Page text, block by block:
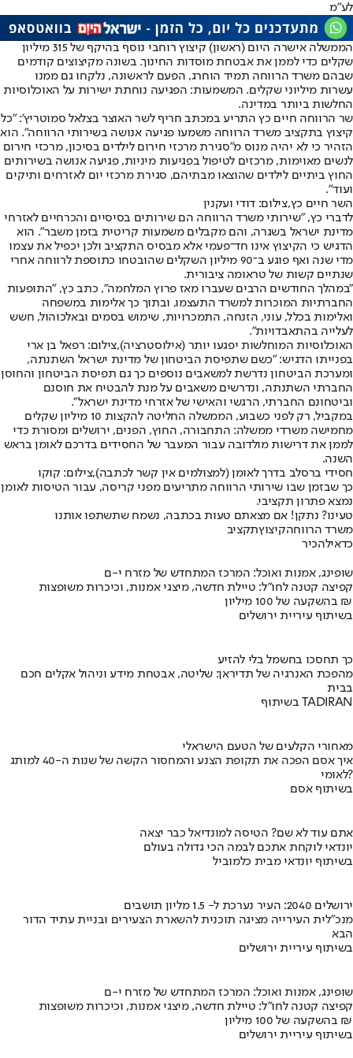
לע"מ
הממשלה אישרה היום (ראשון) קיצוץ רוחבי נוסף בהיקף של 315 מיליון
שקלים כדי לממן את אבטחת מוסדות החינוך. בשונה מקיצוצים קודמים
שבהם משרד הרווחה תמיד הוחרג, הפעם לראשונה, נלקחו גם ממנו
עשרות מיליוני שקלים. המשמעות: הפגיעה נוחתת ישירות על האוכלוסיות
החלשות ביותר במדינה.
שר הרווחה חיים כץ התריע במכתב חריף לשר האוצר בצלאל סמוטריץ': "כל
קיצוץ בתקציב משרד הרווחה משמעו פגיעה אנושה בשירותי הרווחה". הוא
הזהיר כי לא יהיה מנוס מ"סגירת מרכזי חירום לילדים בסיכון, מרכזי חירום
לנשים מאוימות, מרכזים לטיפול בפגיעות מיניות, פגיעה אנושה בשירותים
החוץ ביתיים לילדים שהוצאו מבתיהם, סגירת מרכזי יום לאזרחים ותיקים
ועוד".
השר חיים כץ,צילום: דודי ועקנין
לדברי כץ, "שירותי משרד הרווחה הם שירותים בסיסיים והכרחיים לאזרחי
מדינת ישראל בשגרה, והם מקבלים משמעות קריטית בזמן משבר". הוא
הדגיש כי הקיצוץ אינו חד־פעמי אלא מבסיס התקציב ולכן יכפיל את עצמו
מדי שנה ואף פוגע ב־90 מיליון השקלים שהובטחו כתוספת לרווחה אחרי
שנתיים קשות של טראומה ציבורית.
"במהלך החודשים הרבים שעברו מאז פרוץ המלחמה", כתב כץ, "התופעות
החברתיות המוכרות למשרד התעצמו, ובתוך כך אלימות במשפחה
ואלימות בכלל, עוני, הזנחה, התמכרויות, שימוש בסמים ובאלכוהול, חשש
לעלייה בהתאבדויות".
האוכלוסיות המוחלשות יפגעו יותר (אילוסטרציה),צילום: רפאל בן ארי
בפנייתו הדגיש: "כשם שתפיסת הביטחון של מדינת ישראל השתנתה,
ומערכת הביטחון נדרשת למשאבים נוספים כך גם תפיסת הביטחון והחוסן
החברתי השתנתה, ונדרשים משאבים על מנת להבטיח את חוסנם
וביטחונם החברתי, הרגשי והאישי של אזרחי מדינת ישראל".
במקביל, רק לפני כשבוע, הממשלה החליטה להקצות 10 מיליון שקלים
מחמישה משרדי ממשלה: התחבורה, החוץ, הפנים, ירושלים ומסורת כדי
לממן את דרישות מולדובה עבור המעבר של החסידים בדרכם לאומן בראש
השנה.
חסידי ברסלב בדרך לאומן (למצולמים אין קשר לכתבה),צילום: קוקו
כך שבזמן שבו שירותי הרווחה מתריעים מפני קריסה, עבור הטיסות לאומן
נמצא פתרון תקציבי.
טעינו? נתקן! אם מצאתם טעות בכתבה, נשמח שתשתפו אותנו
משרד הרווחהקיצוץתקציב
כדאילהכיר
שופינג, אמנות ואוכל: המרכז המתחדש של מזרח י-ם
קפיצה קטנה לחו"ל: טיילת חדשה, מיצגי אמנות, וכיכרות משופצות
בהשקעה של 100 מיליון ₪
בשיתוף עיריית ירושלים
כך תחסכו בחשמל בלי להזיע
מהפכת האנרגיה של תדיראן: שליטה, אבטחת מידע וניהול אקלים חכם
בבית
בשיתוף TADIRAN
מאחורי הקלעים של הטעם הישראלי
איך אסם הפכה את תקופת הצנע והמחסור הקשה של שנות ה-40 למותג
לאומי?
בשיתוף אסם
אתם עוד לא שם? הטיסה למונדיאל כבר יצאה
יונדאי לוקחת אתכם לבמה הכי גדולה בעולם
בשיתוף יונדאי מבית כלמוביל
ירושלים 2040: העיר נערכת ל- 1.5 מליון תושבים
מנכ"לית העירייה מציגה תוכנית להשארת הצעירים ובניית עתיד הדור
הבא
בשיתוף עיריית ירושלים
שופינג, אמנות ואוכל: המרכז המתחדש של מזרח י-ם
קפיצה קטנה לחו"ל: טיילת חדשה, מיצגי אמנות, וכיכרות משופצות
בהשקעה של 100 מיליון ₪
בשיתוף עיריית ירושלים